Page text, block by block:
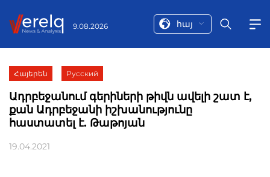
9.08.2026 հայ
Հայերեն Русский
Ադրբեջանում գերիների թիվն ավելի շատ է,
քան Ադրբեջանի իշխանությունը
հաստատել է. Թաթոյան
19.04.2021